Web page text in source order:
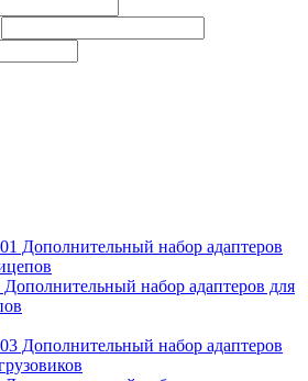
Дополнительный набор адаптеров для